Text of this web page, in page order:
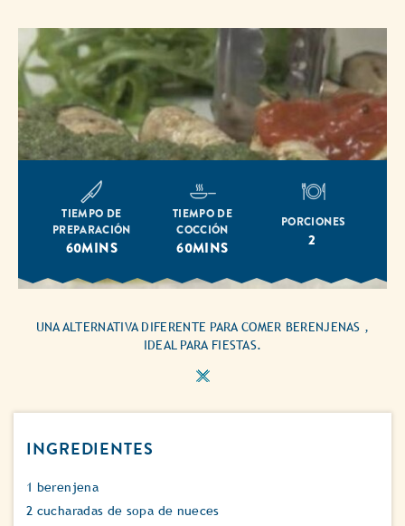
TIEMPO DE
PREPARACIÓN
60MINS
TIEMPO DE
COCCIÓN
60MINS
PORCIONES
2
UNA ALTERNATIVA DIFERENTE PARA COMER BERENJENAS ,
IDEAL PARA FIESTAS.
INGREDIENTES
1 berenjena
2 cucharadas de sopa de nueces